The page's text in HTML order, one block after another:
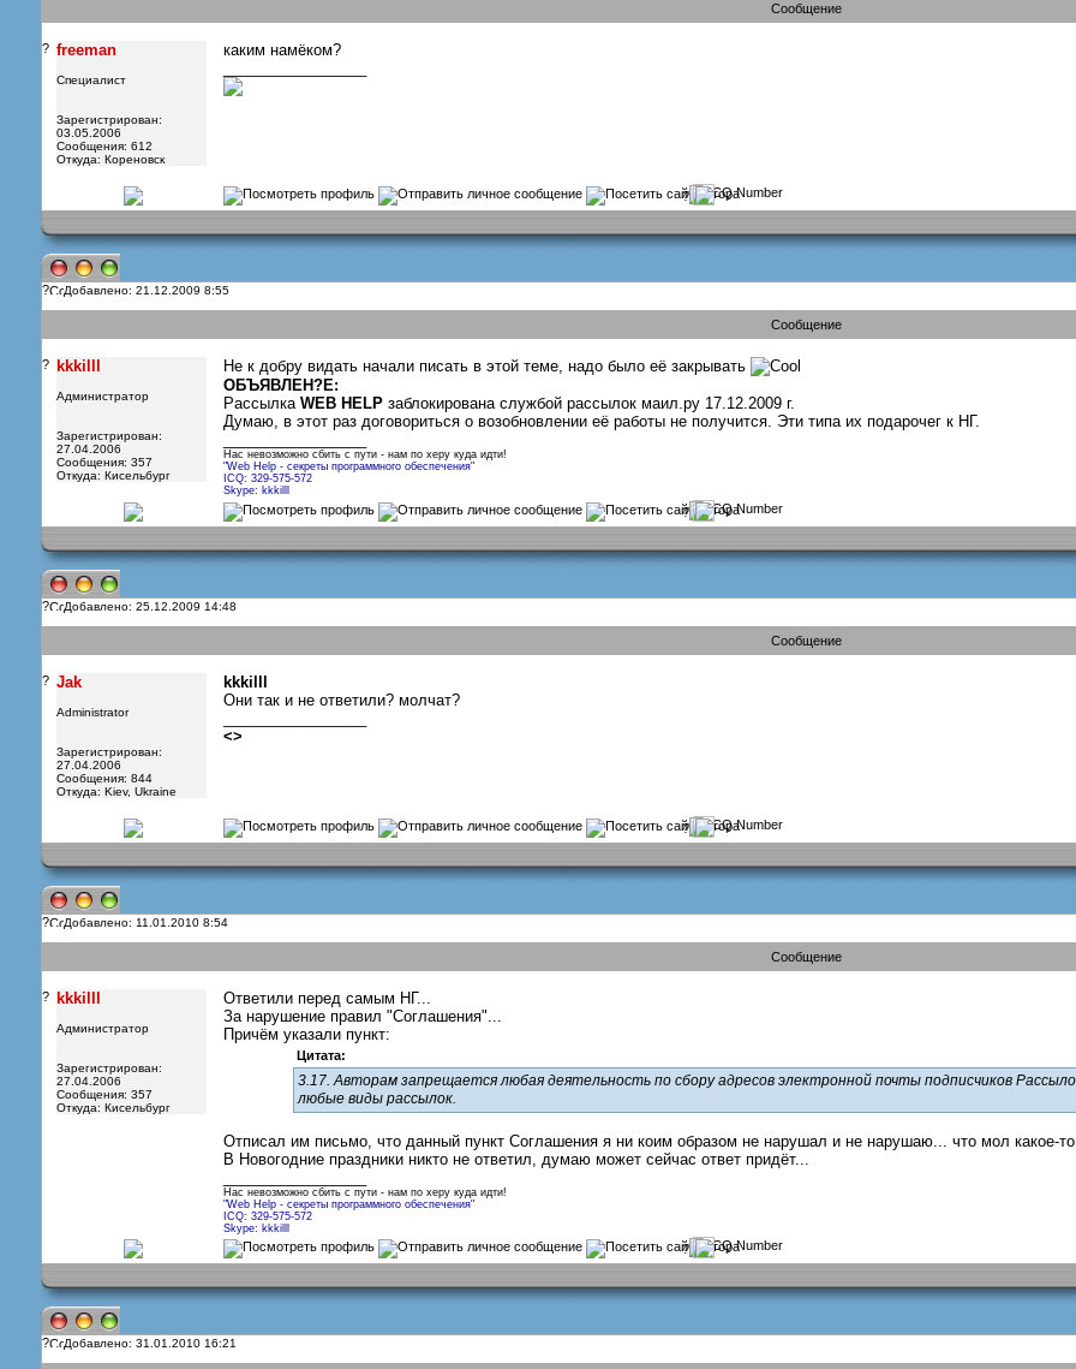
Сообщение
? freeman
Специалист
Зарегистрирован:
03.05.2006
Сообщения: 612
Откуда: Кореновск
каким намёком?
?
? Добавлено: 21.12.2009 8:55
Сообщение
? kkkilll
Администратор
Зарегистрирован:
27.04.2006
Сообщения: 357
Откуда: Кисельбург
Не к добру видать начали писать в этой теме, надо было её закрывать
ОБЪЯВЛЕН?E:
Рассылка WEB HELP заблокирована службой рассылок маил.ру 17.12.2009 г.
Думаю, в этот раз договориться о возобновлении её работы не получится. Эти типа их подарочег к НГ.
Нас невозможно сбить с пути - нам по херу куда идти!
"Web Help - секреты программного обеспечения"
ICQ: 329-575-572
Skype: kkkilll
?
? Добавлено: 25.12.2009 14:48
Сообщение
? Jak
Administrator
Зарегистрирован:
27.04.2006
Сообщения: 844
Откуда: Kiev, Ukraine
kkkilll
Они так и не ответили? молчат?
<>
?
? Добавлено: 11.01.2010 8:54
Сообщение
? kkkilll
Администратор
Зарегистрирован:
27.04.2006
Сообщения: 357
Откуда: Кисельбург
Ответили перед самым НГ...
За нарушение правил "Соглашения"...
Причём указали пункт:
Цитата:
3.17. Авторам запрещается любая деятельность по сбору адресов электронной почты подписчиков
любые виды рассылок.
Отписал им письмо, что данный пункт Соглашения я ни коим образом не нарушал и не нарушаю... что мол какое-
В Новогодние праздники никто не ответил, думаю может сейчас ответ придёт...
Нас невозможно сбить с пути - нам по херу куда идти!
"Web Help - секреты программного обеспечения"
ICQ: 329-575-572
Skype: kkkilll
?
? Добавлено: 31.01.2010 16:21